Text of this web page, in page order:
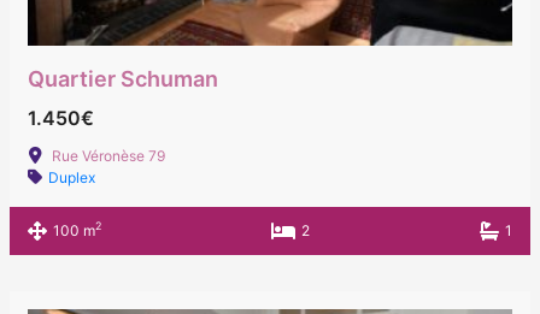
Quartier Schuman
1.450€
Rue Véronèse 79
Duplex
100 m2 2 1